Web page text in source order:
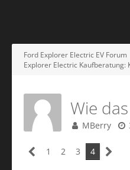
Ford Explorer Electric EV Forum
Explorer Electric Kaufberatung:
Wie
MBerry
1 2 3 4